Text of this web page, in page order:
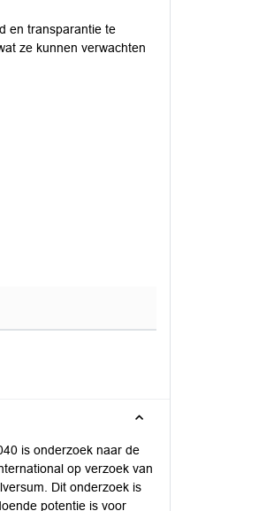
en transparantie te
ze kunnen verwachten
is onderzoek naar de
op verzoek van
Dit onderzoek is
potentie is voor